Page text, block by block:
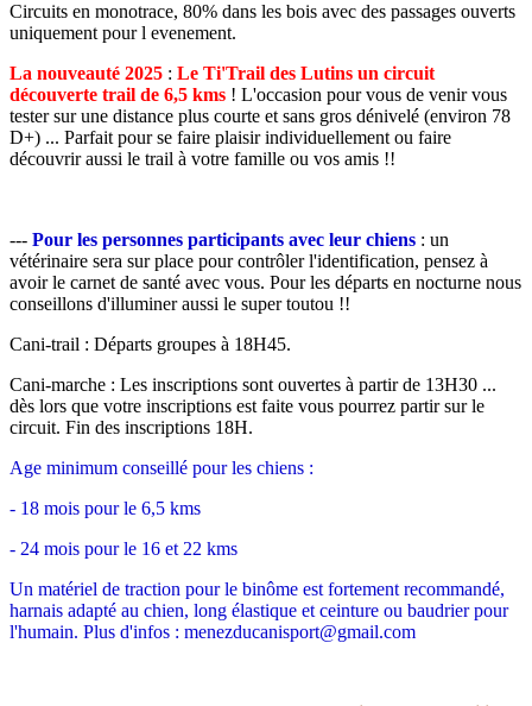
Circuits en monotrace, 80% dans les bois avec des passages ouverts
uniquement pour l evenement.
La nouveauté 2025 : Le Ti'Trail des Lutins un circuit
découverte trail de 6,5 kms ! L'occasion pour vous de venir vous
tester sur une distance plus courte et sans gros dénivelé (environ 78
D+) ... Parfait pour se faire plaisir individuellement ou faire
découvrir aussi le trail à votre famille ou vos amis !!
--- Pour les personnes participants avec leur chiens : un
vétérinaire sera sur place pour contrôler l'identification, pensez à
avoir le carnet de santé avec vous. Pour les départs en nocturne nous
conseillons d'illuminer aussi le super toutou !!
Cani-trail : Départs groupes à 18H45.
Cani-marche : Les inscriptions sont ouvertes à partir de 13H30 ...
dès lors que votre inscriptions est faite vous pourrez partir sur le
circuit. Fin des inscriptions 18H.
Age minimum conseillé pour les chiens :
- 18 mois pour le 6,5 kms
- 24 mois pour le 16 et 22 kms
Un matériel de traction pour le binôme est fortement recommandé,
harnais adapté au chien, long élastique et ceinture ou baudrier pour
l'humain. Plus d'infos : menezducanisport@gmail.com